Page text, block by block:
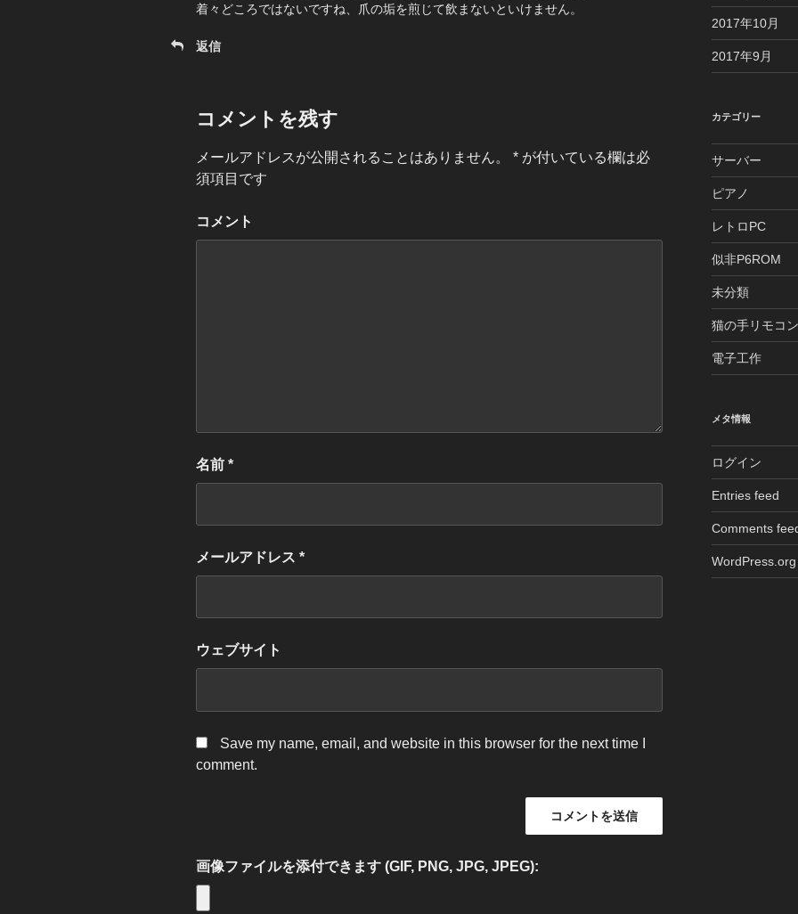
着々どころではないですね、爪の垢を煎じて飲まないといけません。
返信
コメントを残す
メールアドレスが公開されることはありません。 * が付いている欄は必
須項目です
コメント
名前 *
メールアドレス *
ウェブサイト
Save my name, email, and website in this browser for the next time I
comment.
画像ファイルを添付できます (GIF, PNG, JPG, JPEG):
2017年10月
2017年9月
カテゴリー
サーバー
ピアノ
レトロPC
似非P6ROM
未分類
猫の手リモコン
電子工作
メタ情報
ログイン
Entries feed
Comments
WordPress.org